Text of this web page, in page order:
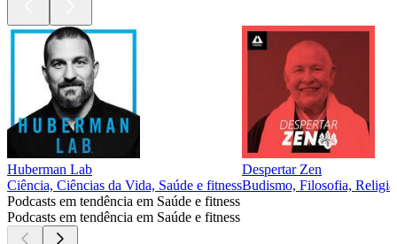
Huberman Lab
Ciência, Ciências da Vida, Saúde e fitness
Despertar Zen
Budismo, Filosofia,
Podcasts em tendência em Saúde e fitness
Podcasts em tendência em Saúde e fitness